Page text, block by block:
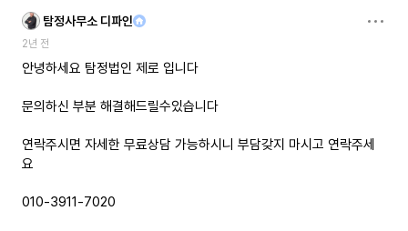
탐정사무소 디파인
2년 전
안녕하세요 탐정법인 제로 입니다
문의하신 부분 해결해드릴수있습니다
연락주시면 자세한 무료상담 가능하시니 부담갖지 마시고 연락주세
요
010-3911-7020